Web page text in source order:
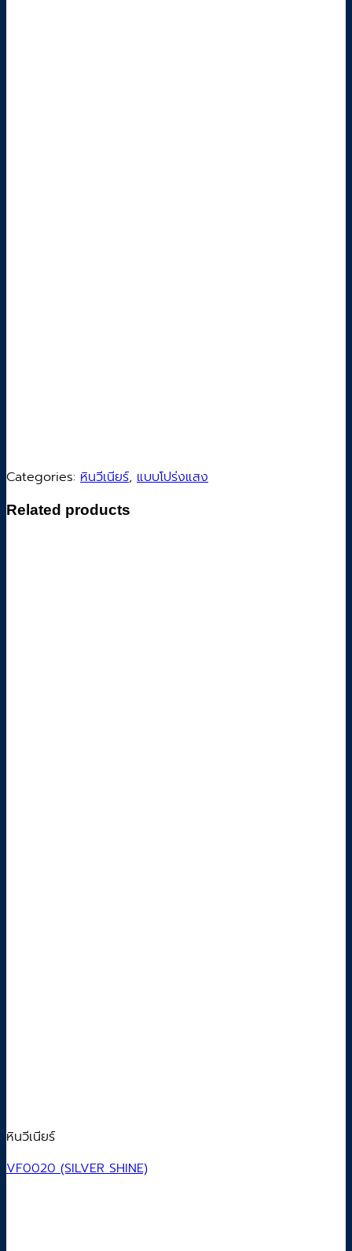
Categories: หินวีเนียร์, แบบโปร่งแสง
Related products
หินวีเนียร์
VF0020 (SILVER SHINE)